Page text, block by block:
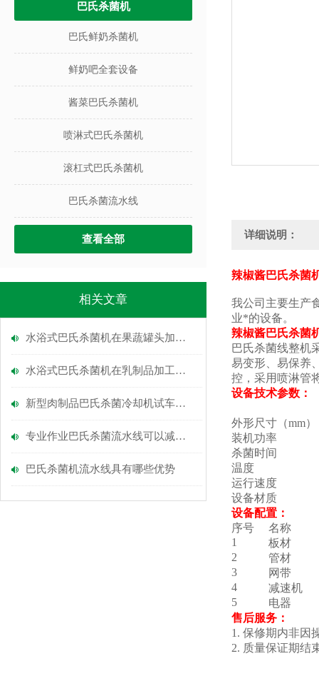
巴氏杀菌机
巴氏鲜奶杀菌机
鲜奶吧全套设备
酱菜巴氏杀菌机
喷淋式巴氏杀菌机
滚杠式巴氏杀菌机
巴氏杀菌流水线
查看全部
相关文章
水浴式巴氏杀菌机在果蔬罐头加工中的关键作用
水浴式巴氏杀菌机在乳制品加工中的应用
新型肉制品巴氏杀菌冷却机试车成功
专业作业巴氏杀菌流水线可以减少事故
巴氏杀菌机流水线具有哪些优势
详细说明：
辣椒酱巴氏杀菌
我公司主要生产
业*的设备。
辣椒酱巴氏杀菌
巴氏杀菌线整机
易变形、易保养
控，采用喷淋管
设备技术参数：
外形尺寸（mm）
装机功率
杀菌时间
温度
运行速度
设备材质
设备配置：
序号
名称
1
板材
2
管材
3
网带
4
减速机
5
电器
售后服务：
1. 保修期内非因
2. 质量保证期结